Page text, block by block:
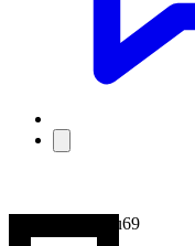
Julienbibou69